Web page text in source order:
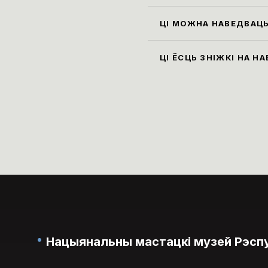
см, а
ЦІ МОЖНА
ЦІ ЁСЦЬ ЗНІЖКІ НА
Нацыянальны мастацкі музей